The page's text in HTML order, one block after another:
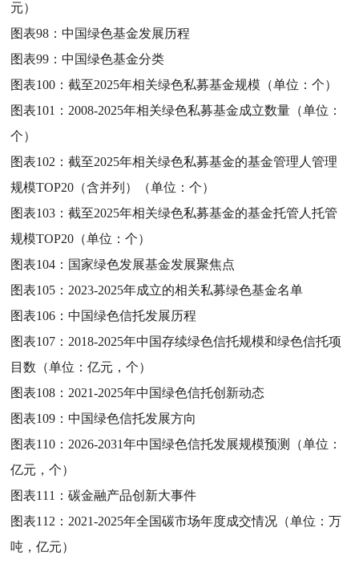
元）
图表98：中国绿色基金发展历程
图表99：中国绿色基金分类
图表100：截至2025年相关绿色私募基金规模（单位：个）
图表101： 2008-2025年相关绿色私募基金成立数量（单位：
个）
图表102：截至2025年相关绿色私募基金的基金管理人管理
规模TOP20（含并列）（单位：个）
图表103：截至2025年相关绿色私募基金的基金托管人托管
规模TOP20（单位：个）
图表104： 国家绿色发展基金发展聚焦点
图表105： 2023-2025年成立的相关私募绿色基金名单
图表106：中国绿色信托发展历程
图表107： 2018-2025年中国存续绿色信托规模和绿色信托项
目数（单位：亿元，个）
图表108： 2021-2025年中国绿色信托创新动态
图表109：中国绿色信托发展方向
图表110： 2026-2031年中国绿色信托发展规模预测（单位：
亿元，个）
图表111：碳金融产品创新大事件
图表112： 2021-2025年全国碳市场年度成交情况（单位：万
吨，亿元）